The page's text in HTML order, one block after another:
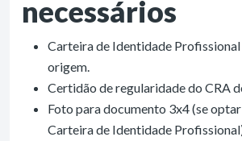
necessários
Carteira de Identidade Profissional
origem.
Certidão de regularidade do CRA
Foto para documento 3x4 (se
Carteira de Identidade